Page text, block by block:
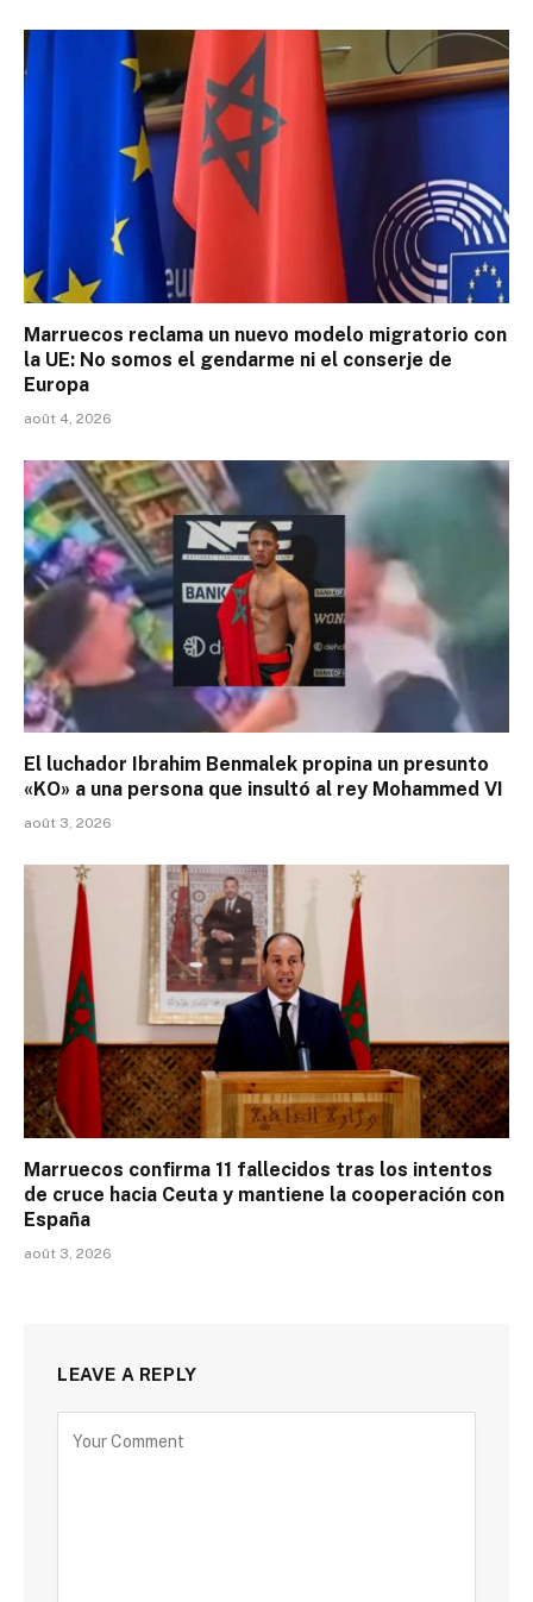
Marruecos reclama un nuevo modelo migratorio con
la UE: No somos el gendarme ni el conserje de
Europa
août 4, 2026
El luchador Ibrahim Benmalek propina un presunto
«KO» a una persona que insultó al rey Mohammed VI
août 3, 2026
Marruecos confirma 11 fallecidos tras los intentos
de cruce hacia Ceuta y mantiene la cooperación con
España
août 3, 2026
LEAVE A REPLY